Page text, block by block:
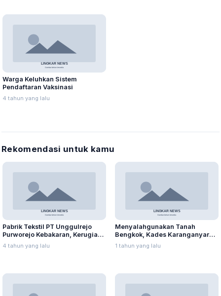
Warga Keluhkan Sistem
Pendaftaran Vaksinasi
4 tahun yang lalu
Rekomendasi untuk kamu
Pabrik Tekstil PT Unggulrejo
Purworejo Kebakaran, Kerugian
Capai Puluhan Juta Rupiah
4 tahun yang lalu
Menyalahgunakan Tanah
Bengkok, Kades Karanganyar
Ditangkap Kejari
1 tahun yang lalu